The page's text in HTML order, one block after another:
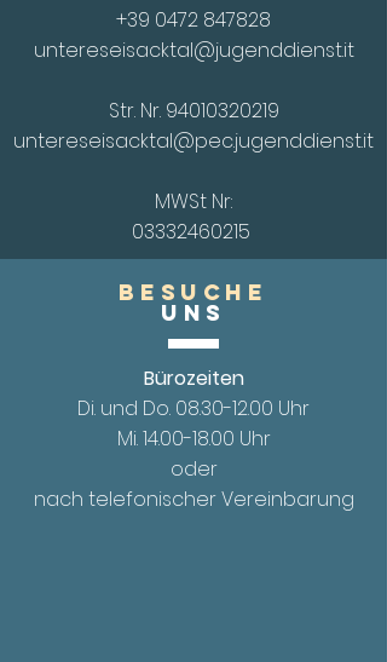
+39 0472 847828
untereseisacktal@jugenddienst.it
Str. Nr. 94010320219
untereseisacktal@pec.jugenddienst.it
MWSt Nr:
03332460215
Besuche
UnS
Bürozeiten
Di. und Do. 08.30-12.00 Uhr
Mi. 14.00-18.00 Uhr
oder
nach telefonischer Vereinbarung